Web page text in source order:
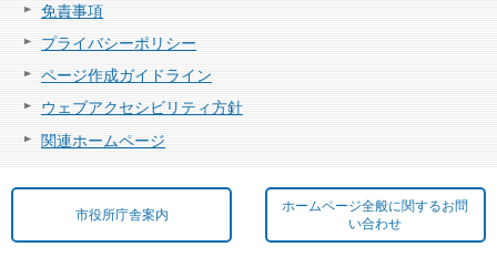
免責事項
プライバシーポリシー
ページ作成ガイドライン
ウェブアクセシビリティ方針
関連ホームページ
市役所庁舎案内
ホームページ全般に関するお問
い合わせ